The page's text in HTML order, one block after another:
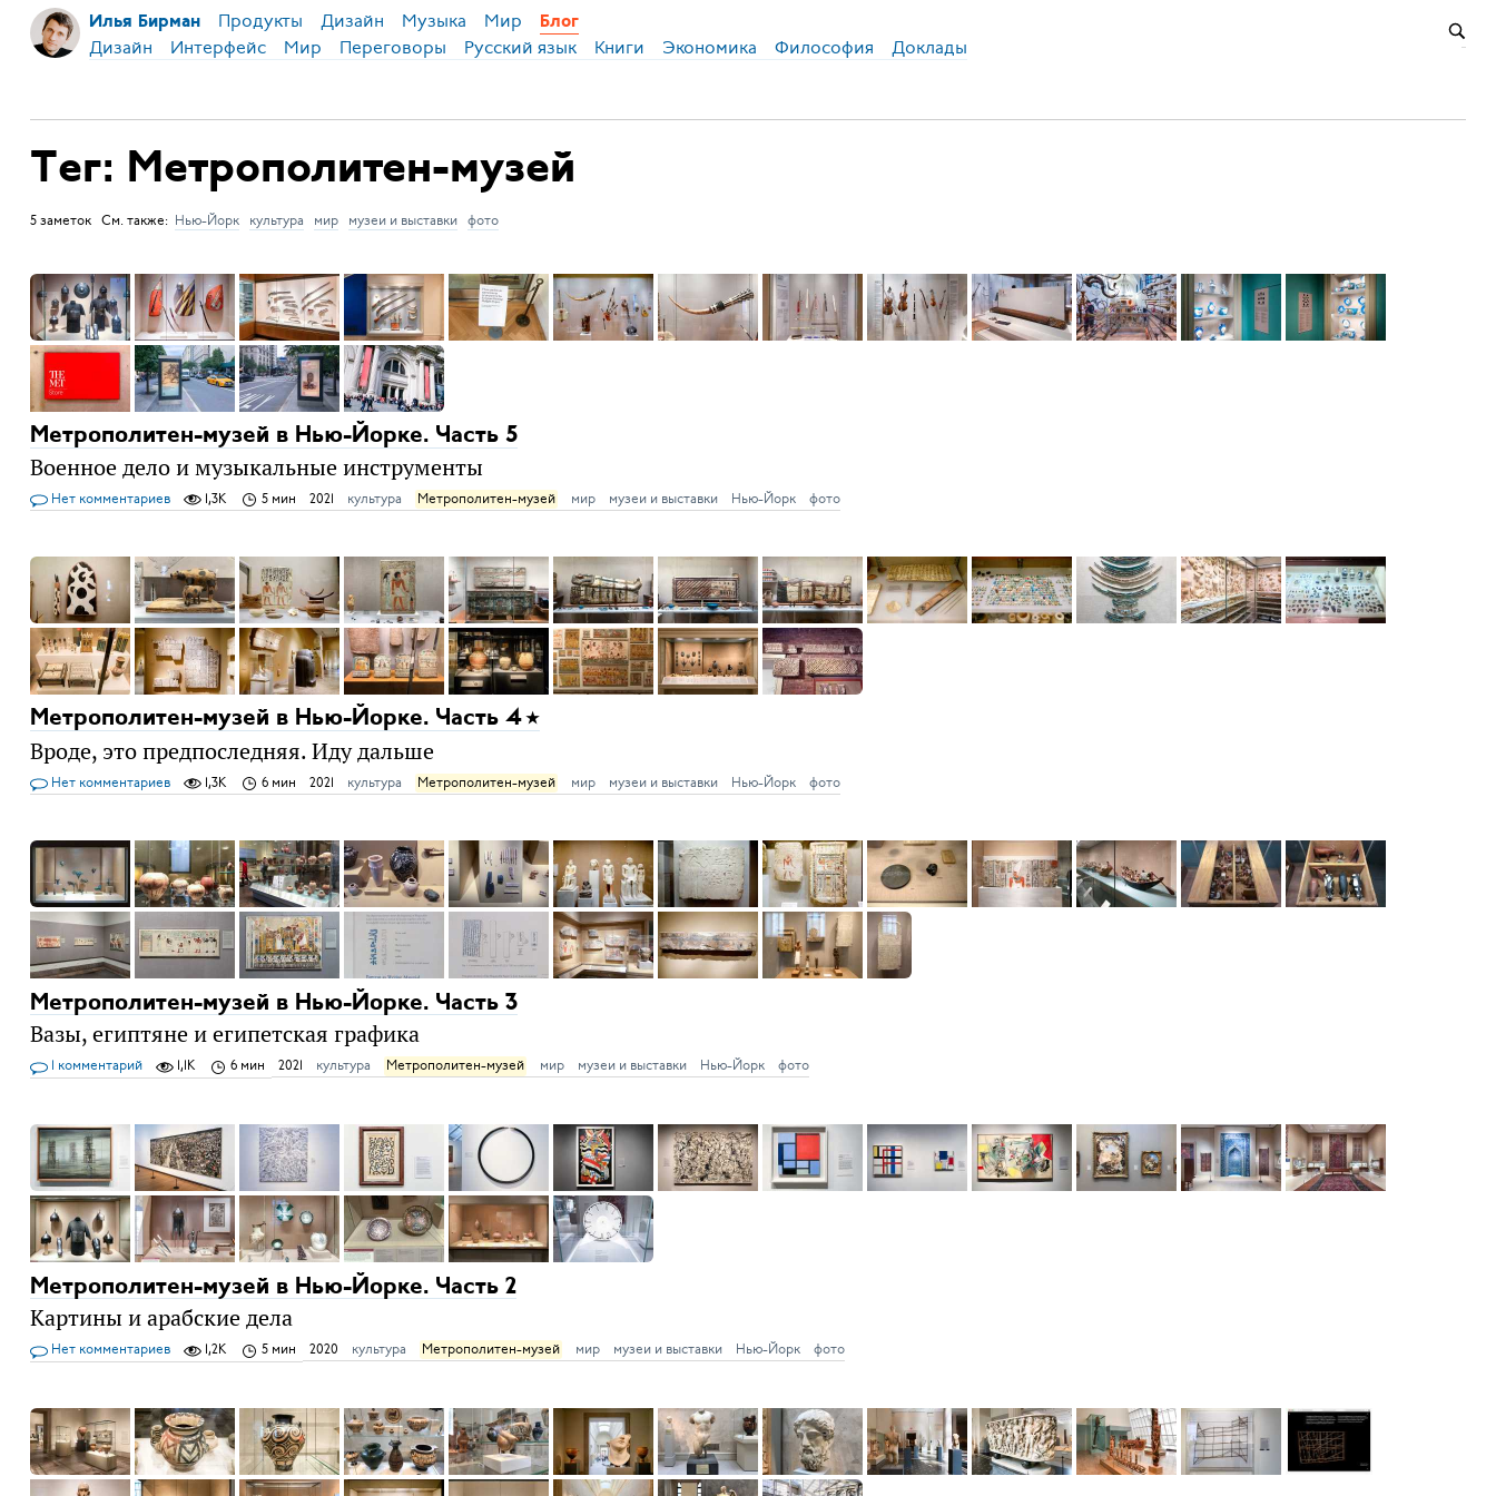
Илья Бирман Продукты Дизайн Музыка Мир Блог
Дизайн Интерфейс Мир Переговоры Русский язык Книги Экономика Философия Доклады
Тег: Метрополитен-музей
5 заметок См. также: Нью-Йорк культура мир музеи и выставки фото
Метрополитен-музей в Нью-Йорке. Часть 5
Военное дело и музыкальные инструменты
Нет комментариев 1,3K 5 мин 2021 культура Метрополитен-музей мир музеи и выставки Нью-Йорк фото
Метрополитен-музей в Нью-Йорке. Часть 4
Вроде, это предпоследняя. Иду дальше
Нет комментариев 1,3K 6 мин 2021 культура Метрополитен-музей мир музеи и выставки Нью-Йорк фото
Метрополитен-музей в Нью-Йорке. Часть 3
Вазы, египтяне и египетская графика
1 комментарий 1,1K 6 мин 2021 культура Метрополитен-музей мир музеи и выставки Нью-Йорк фото
Метрополитен-музей в Нью-Йорке. Часть 2
Картины и арабские дела
Нет комментариев 1,2K 5 мин 2020 культура Метрополитен-музей мир музеи и выставки Нью-Йорк фото